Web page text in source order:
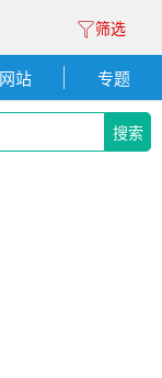
筛选
网站 专题
搜索